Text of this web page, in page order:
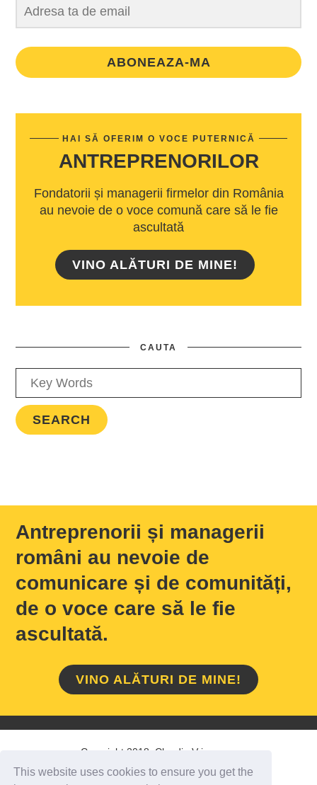
This website uses cookies to ensure you get the
ABONEAZA-MA
HAI SĂ OFERIM O VOCE PUTERNICĂ
ANTREPRENORILOR
Fondatorii și managerii firmelor din România
au nevoie de o voce comună care să le fie
ascultată
VINO ALĂTURI DE MINE!
CAUTA
Antreprenorii și managerii
români au nevoie de
comunicare și de comunități,
de o voce care să le fie
ascultată.
VINO ALĂTURI DE MINE!
Copyright 2018 Claudiu Vrinceanu
HOME / DESPRE MINE CONTACT